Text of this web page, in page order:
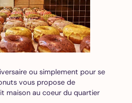
ou simplement pour se
vous propose de
maison au coeur du quartier